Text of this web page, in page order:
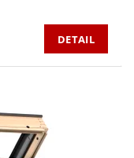
DETAIL